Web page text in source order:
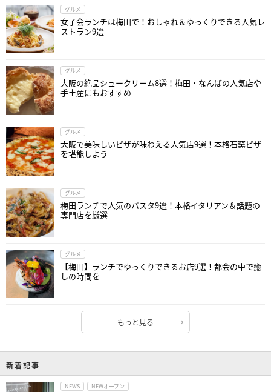
グルメ
女子会ランチは梅田で！おしゃれ＆ゆっくりできる人気レ
ストラン9選
グルメ
大阪の絶品シュークリーム8選！梅田・なんばの人気店や
手土産にもおすすめ
グルメ
大阪で美味しいピザが味わえる人気店9選！本格石窯ピザ
を堪能しよう
グルメ
梅田ランチで人気のパスタ9選！本格イタリアン＆話題の
専門店を厳選
グルメ
【梅田】ランチでゆっくりできるお店9選！都会の中で癒
しの時間を
もっと見る
新着記事
NEWS NEWオープン